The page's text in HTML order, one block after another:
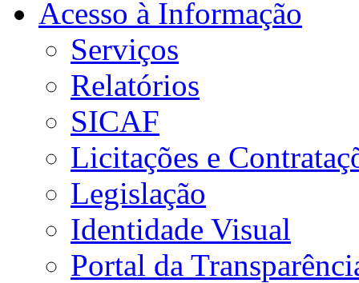
Acesso à Informação
Serviços
Relatórios
SICAF
Licitações e
Legislação
Identidade Visual
Portal da